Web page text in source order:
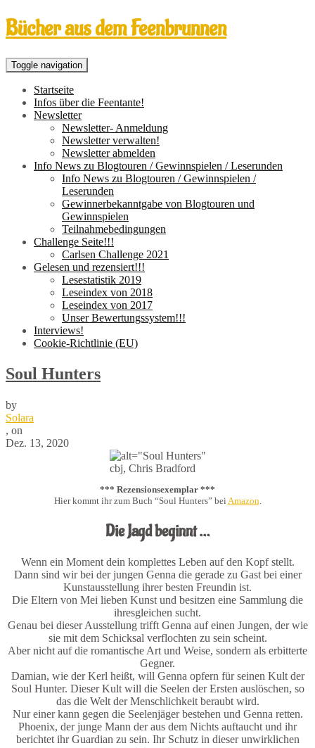
Bücher aus dem Feenbrunnen
Toggle navigation
Startseite
Infos über die Feentante!
Newsletter
Newsletter- Anmeldung
Newsletter verwalten!
Newsletter abmelden
Info News zu Blogtouren / Gewinnspielen / Leserunden
Info News zu Blogtouren / Gewinnspielen /
Leserunden
Gewinnerbekanntgabe von Blogtouren und
Gewinnspielen
Teilnahmebedingungen
Challenge Seite!!!
Carlsen Challenge 2021
Gelesen und rezensiert!!!
Lesestatistik 2019
Leseindex von 2018
Leseindex von 2017
Unser Bewertungssystem!!!
Interviews!
Cookie-Richtlinie (EU)
Soul Hunters
by
Solara
, on
Dez. 13, 2020
cbj, Chris Bradford
*** Rezensionsexemplar ***
Hier kommt ihr zum Buch “Soul Hunters” bei Amazon
Die Jagd beginnt …
Wenn ein Moment dein komplettes Leben auf den Kopf stellt.
Dann sind wir bei der jungen Genna die gerade zu Gast bei einer
Kunstausstellung ihrer besten Freundin ist.
Die Eltern von Mei lieben Kunst und besitzen eine Sammlung die
ihresgleichen sucht.
Genau bei dieser Ausstellung trifft Genna auf einen Jungen, der wie
sie mit dem Schicksal verflochten zu sein scheint.
Aber nicht auf die romantische Art und Weise, sondern als erbitterte
Gegner.
Damian, wie der Kerl heißt, will Genna opfern für seinen Kult der
Soul Hunter. Dieser Kult will die Seelen der Ersten auslöschen, so
das die Welt der Menschlichkeit beraubt wird.
Nur einer kann gegen die Seelenjäger bestehen und Genna retten.
Phoenix, der junge Mann der aus dem Nichts auftaucht und ihr
berichtet ihr Guardian zu sein. Ihr Schutz in dieser unwirklichen